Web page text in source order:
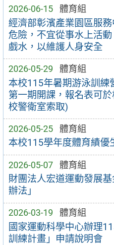
2026-06-15 體育組
經濟部彰濱產業園區服
危險，不宜從事水上活
戲水，以維護人身安全
2026-05-29 體育組
本校115年暑期游泳訓
第一期開課，報名表可
校警衛室索取)
2026-05-25 體育組
本校115學年度體育績優
2026-05-07 體育組
財團法人宏道運動發展
辦法」
2026-03-19 體育組
國家運動科學中心辦理
訓練計畫」申請說明會